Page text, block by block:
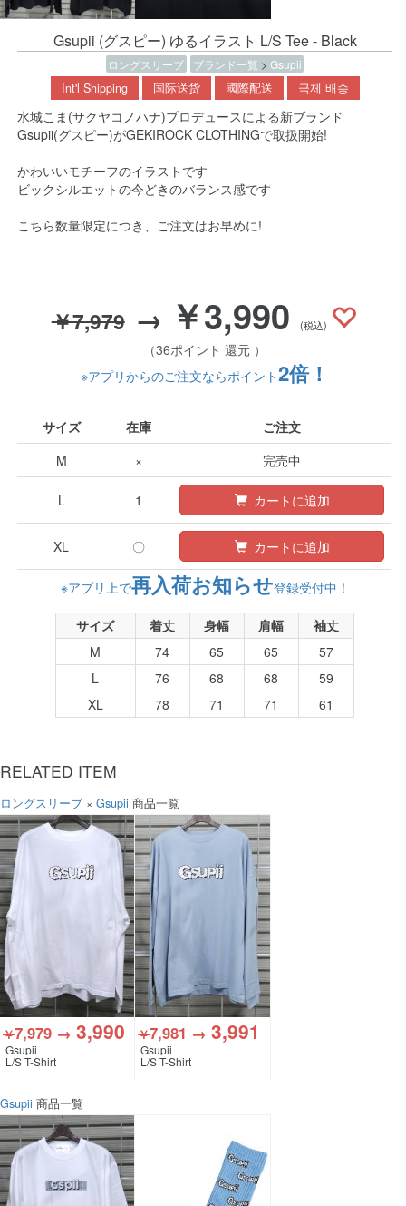
Gsupii (グスピー) ゆるイラスト L/S Tee - Black
ロングスリーブ ブランド一覧 > Gsupii
Int'l Shipping 国际送货 國際配送 국제 배송
水城こま(サクヤコノハナ)プロデュースによる新ブランド
Gsupii(グスピー)がGEKIROCK CLOTHINGで取扱開始!
かわいいモチーフのイラストです
ビックシルエットの今どきのバランス感です
こちら数量限定につき、ご注文はお早めに!
￥7,979 → ￥3,990 (税込)
（36ポイント 還元 ）
※アプリからのご注文ならポイント2倍！
サイズ 在庫
ご注文
M
× 完売中
L 1 カートに追加
XL 〇 カートに追加
※アプリ上で再入荷お知らせ登録受付中！
サイズ 着丈 身幅 肩幅
袖丈
M
74 65 65
57
L
76 68 68
59
XL
78 71 71 61
RELATED ITEM
ロングスリーブ × Gsupii 商品一覧
￥7,979 → 3,990
Gsupii
L/S T-Shirt
￥7,981→3,991
Gsupii
L/S T-Shirt
Gsupii 商品一覧